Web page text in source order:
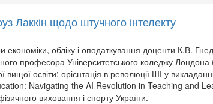
Лаккін щодо штучного інтелекту
економіки, обліку і оподаткування доценти К.В.
професора Університетського коледжу
вищої освіти: орієнтація в революції ШІ у
Navigating the AI Revolution in Teaching and
виховання і спорту України.